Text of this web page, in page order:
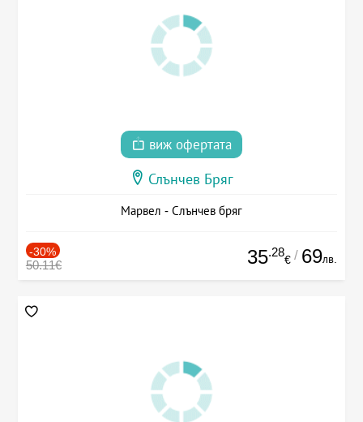
виж офертата
Слънчев Бряг
Марвел - Слънчев бряг
-30%
50.11€ 35.28
€ / 69лв.